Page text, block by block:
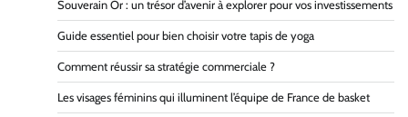
Souverain Or : un trésor d’avenir à explorer pour vos investissements
Guide essentiel pour bien choisir votre tapis de yoga
Comment réussir sa stratégie commerciale ?
Les visages féminins qui illuminent l’équipe de France de basket